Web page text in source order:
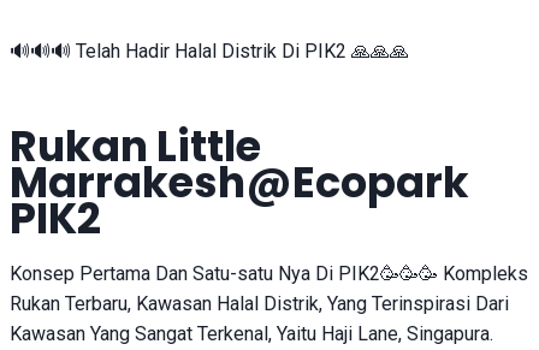
🔊🔊🔊 Telah Hadir Halal Distrik Di PIK2 🙏🙏🙏
Rukan Little
Marrakesh@Ecopark
PIK2
Konsep Pertama Dan Satu-satu Nya Di PIK2🥳🥳🥳 Kompleks
Rukan Terbaru, Kawasan Halal Distrik, Yang Terinspirasi Dari
Kawasan Yang Sangat Terkenal, Yaitu Haji Lane, Singapura.